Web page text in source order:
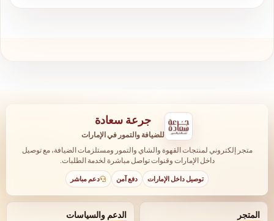
جرعة سعادة
للضيافة والتمور في الإمارات
متجر إلكتروني لمنتجات القهوة والشاي والتمور ومستلزمات الضيافة، مع توصيل
داخل الإمارات وقنوات تواصل مباشرة لخدمة الطلبات.
توصيل داخل الإمارات دفع آمن دعم مباشر
المتجر الدعم والسياسات